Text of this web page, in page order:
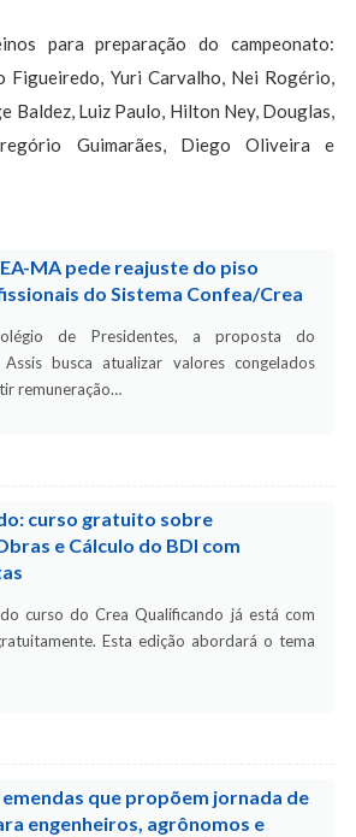
para preparação do campeonato:
Figueiredo, Yuri Carvalho, Nei Rogério,
Baldez, Luiz Paulo, Hilton Ney, Douglas,
Guimarães, Diego Oliveira e
MA pede reajuste do piso
do Sistema Confea/Crea
de Presidentes, a proposta do
busca atualizar valores congelados
remuneração…
curso gratuito sobre
e Cálculo do BDI com
curso do Crea Qualificando já está com
Esta edição abordará o tema
emendas que propõem jornada de
engenheiros, agrônomos e